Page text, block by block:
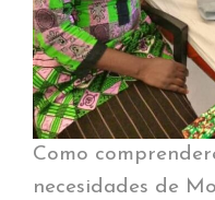
Como
necesidades de